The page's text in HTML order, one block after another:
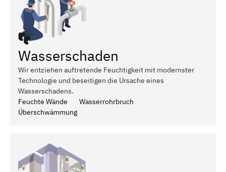
Wasserschaden
Wir entziehen auftretende Feuchtigkeit mit modernster
Technologie und beseitigen die Ursache eines
Wasserschadens.
Feuchte Wände
Wasserrohrbruch
Überschwämmung